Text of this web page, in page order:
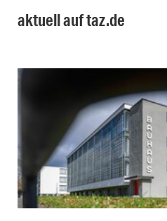
aktuell auf taz.de